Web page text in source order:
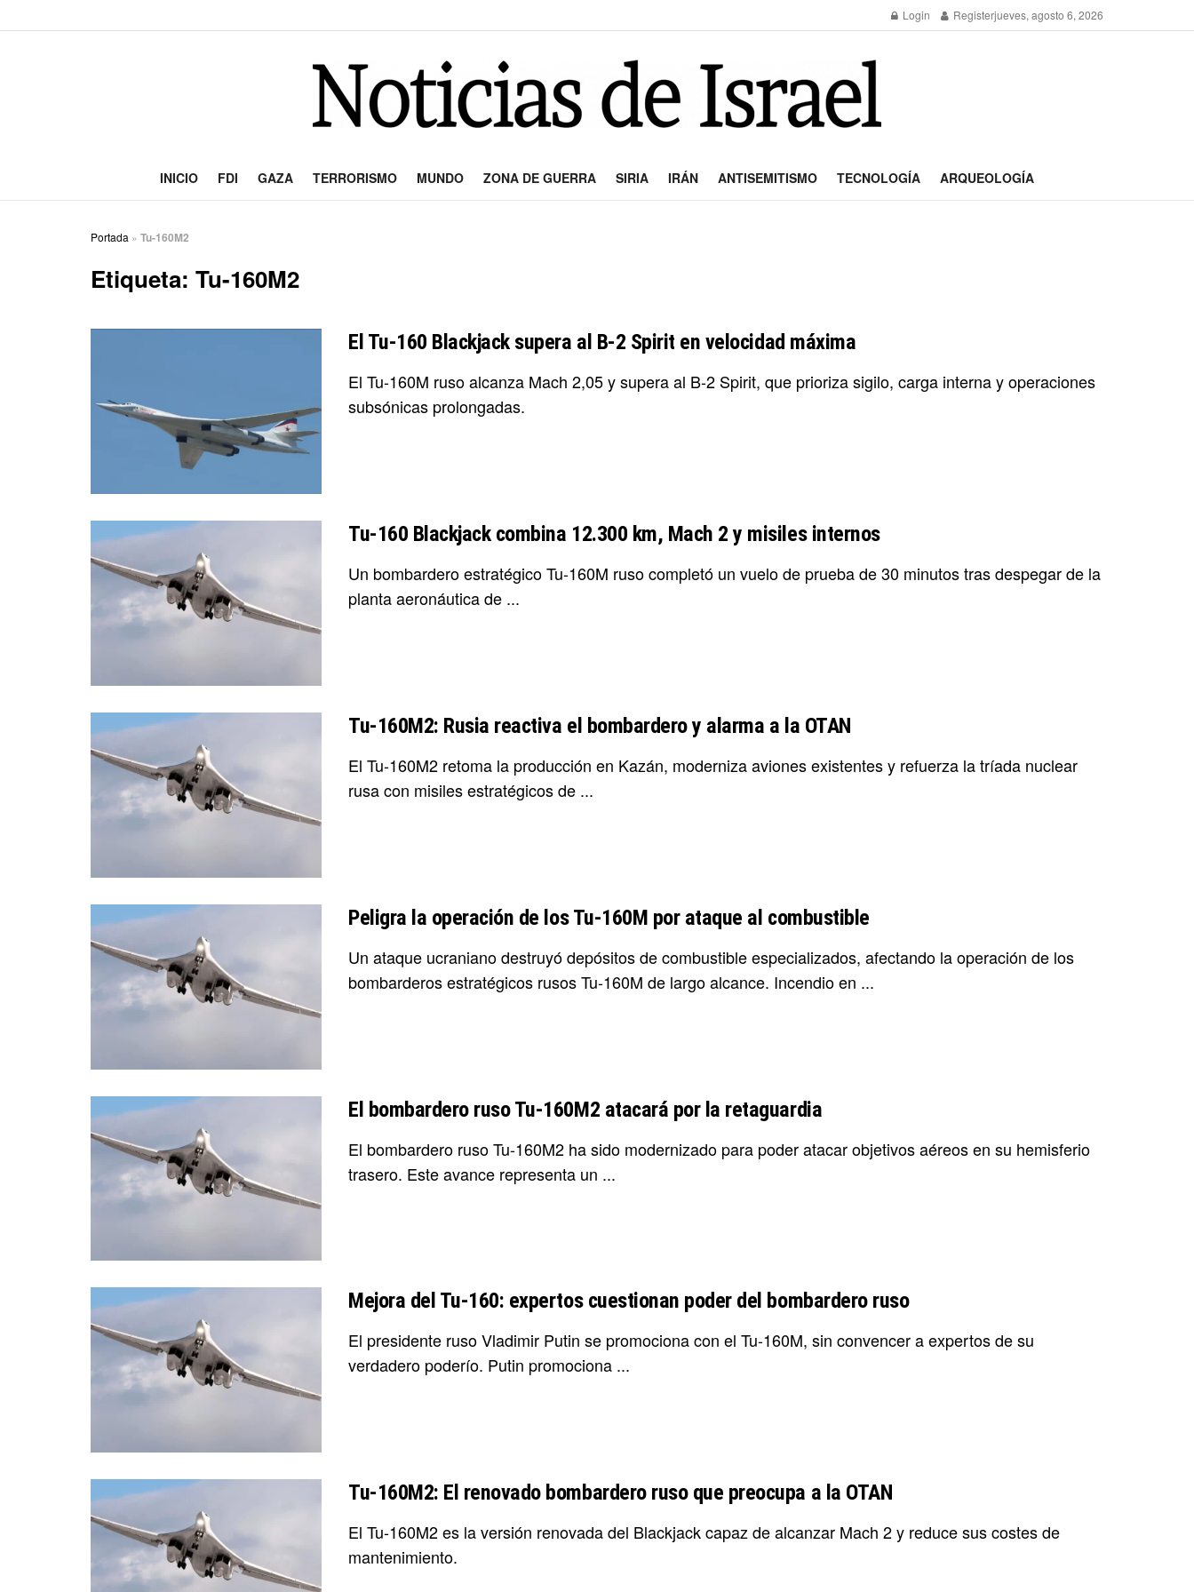
Login Registerjueves, agosto 6, 2026
INICIO FDI GAZA TERRORISMO MUNDO ZONA DE GUERRA SIRIA IRÁN ANTISEMITISMO TECNOLOGÍA ARQUEOLOGÍA
Portada » Tu-160M2
Etiqueta: Tu-160M2
El Tu-160 Blackjack supera al B-2 Spirit en velocidad máxima
El Tu-160M ruso alcanza Mach 2,05 y supera al B-2 Spirit, que prioriza sigilo, carga interna y operaciones
subsónicas prolongadas.
Tu-160 Blackjack combina 12.300 km, Mach 2 y misiles internos
Un bombardero estratégico Tu-160M ruso completó un vuelo de prueba de 30 minutos tras despegar de la
planta aeronáutica de ...
Tu-160M2: Rusia reactiva el bombardero y alarma a la OTAN
El Tu-160M2 retoma la producción en Kazán, moderniza aviones existentes y refuerza la tríada nuclear
rusa con misiles estratégicos de ...
Peligra la operación de los Tu-160M por ataque al combustible
Un ataque ucraniano destruyó depósitos de combustible especializados, afectando la operación de los
bombarderos estratégicos rusos Tu-160M de largo alcance. Incendio en ...
El bombardero ruso Tu-160M2 atacará por la retaguardia
El bombardero ruso Tu-160M2 ha sido modernizado para poder atacar objetivos aéreos en su hemisferio
trasero. Este avance representa un ...
Mejora del Tu-160: expertos cuestionan poder del bombardero ruso
El presidente ruso Vladimir Putin se promociona con el Tu-160M, sin convencer a expertos de su
verdadero poderío. Putin promociona ...
Tu-160M2: El renovado bombardero ruso que preocupa a la OTAN
El Tu-160M2 es la versión renovada del Blackjack capaz de alcanzar Mach 2 y reduce sus costes de
mantenimiento.